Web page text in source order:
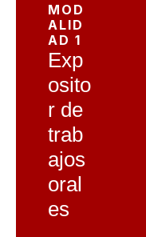
MOD
ALID
AD 1
Exp
osito
r de
trab
ajos
oral
es